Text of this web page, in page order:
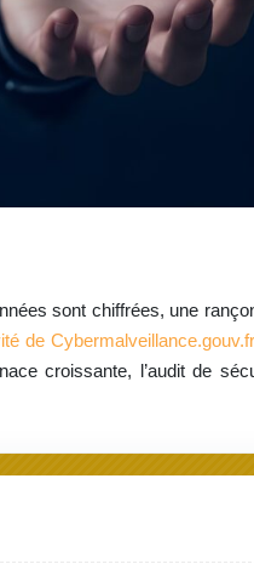
sont chiffrées, une
de Cybermalveillance.gouv.fr
croissante, l’audit de